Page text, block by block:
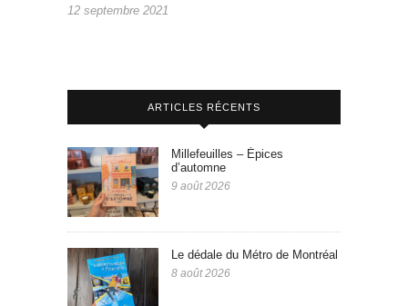
12 septembre 2021
ARTICLES RÉCENTS
Millefeuilles – Épices
d’automne
9 août 2026
Le dédale du Métro de Montréal
8 août 2026